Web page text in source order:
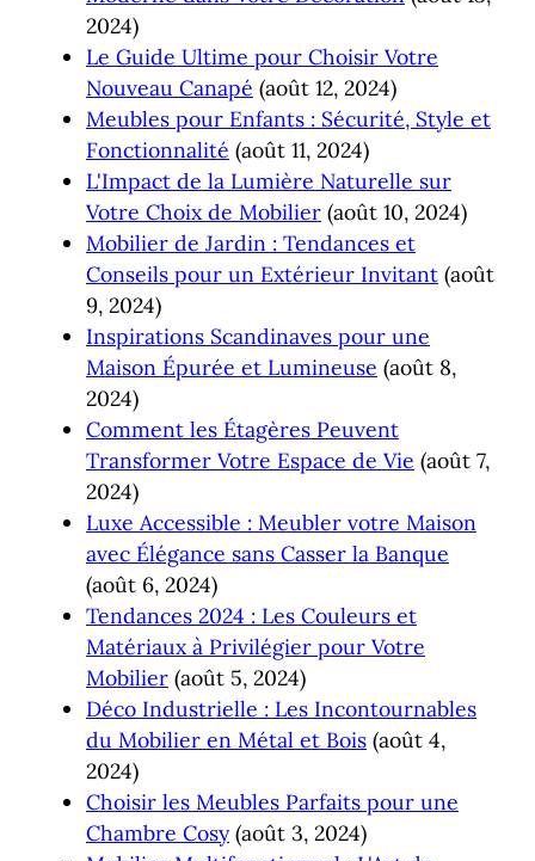
2024)
Le Guide Ultime pour Choisir Votre
Nouveau Canapé (août 12, 2024)
Meubles pour Enfants : Sécurité, Style et
Fonctionnalité (août 11, 2024)
L'Impact de la Lumière Naturelle sur
Votre Choix de Mobilier (août 10, 2024)
Mobilier de Jardin : Tendances et
Conseils pour un Extérieur Invitant (août
9, 2024)
Inspirations Scandinaves pour une
Maison Épurée et Lumineuse (août 8,
2024)
Comment les Étagères Peuvent
Transformer Votre Espace de Vie (août 7,
2024)
Luxe Accessible : Meubler votre Maison
avec Élégance sans Casser la Banque
(août 6, 2024)
Tendances 2024 : Les Couleurs et
Matériaux à Privilégier pour Votre
Mobilier (août 5, 2024)
Déco Industrielle : Les Incontournables
du Mobilier en Métal et Bois (août 4,
2024)
Choisir les Meubles Parfaits pour une
Chambre Cosy (août 3, 2024)